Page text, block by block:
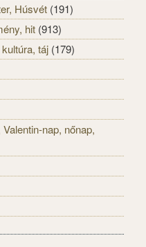
Húsvét (191)
hit (913)
táj (179)
nap, nőnap,